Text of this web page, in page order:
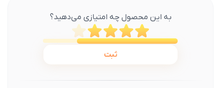
به این محصول چه امتیازی می‌دهید؟
ثبت